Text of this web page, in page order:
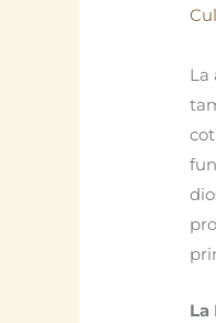
La
La